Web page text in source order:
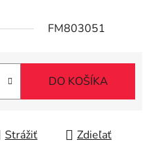
FM803051
DO KOŠÍKA
Strážiť Zdieľať